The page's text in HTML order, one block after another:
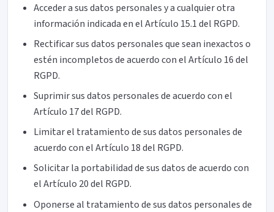
Acceder a sus datos personales y a cualquier otra
información indicada en el Artículo 15.1 del RGPD.
Rectificar sus datos personales que sean inexactos o
estén incompletos de acuerdo con el Artículo 16 del
RGPD.
Suprimir sus datos personales de acuerdo con el
Artículo 17 del RGPD.
Limitar el tratamiento de sus datos personales de
acuerdo con el Artículo 18 del RGPD.
Solicitar la portabilidad de sus datos de acuerdo con
el Artículo 20 del RGPD.
Oponerse al tratamiento de sus datos personales de